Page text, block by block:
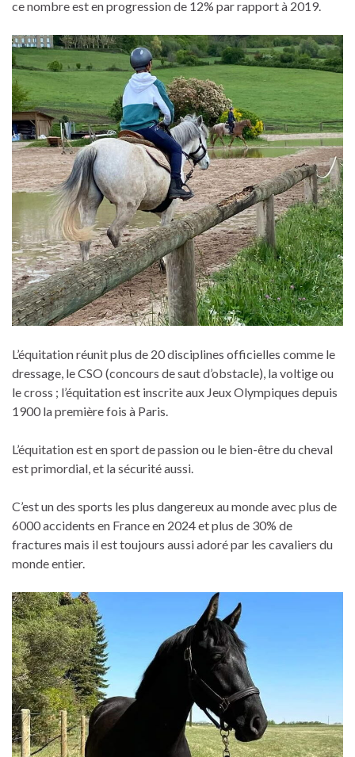
ce nombre est en progression de 12% par rapport à 2019.
L’équitation réunit plus de 20 disciplines officielles comme le
dressage, le CSO (concours de saut d’obstacle), la voltige ou
le cross ; l’équitation est inscrite aux Jeux Olympiques depuis
1900 la première fois à Paris.
L’équitation est en sport de passion ou le bien-être du cheval
est primordial, et la sécurité aussi.
C’est un des sports les plus dangereux au monde avec plus de
6000 accidents en France en 2024 et plus de 30% de
fractures mais il est toujours aussi adoré par les cavaliers du
monde entier.